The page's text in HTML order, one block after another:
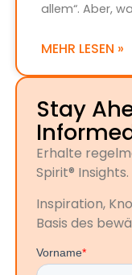
allem“. Aber,
MEHR LESEN »
Stay
Erhalte
Spirit® Insights.
Inspiration,
Basis des